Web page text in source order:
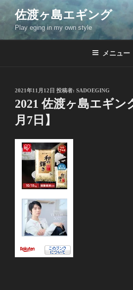
コ
ン
ン
佐渡ヶ島エギング
Play eging in my own style
メニュー
投
稿
日:
2021年11月12日 投稿者: SADOEGING
2021 佐渡ヶ島エギン
月7日】